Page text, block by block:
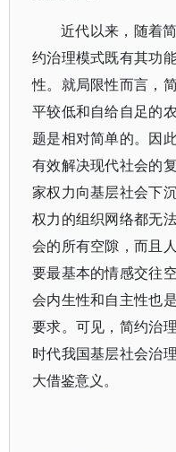
近代以来，随着
约治理模式既有其功
性。就局限性而言，
平较低和自给自足的
题是相对简单的。因
有效解决现代社会的
家权力向基层社会下
权力的组织网络都无
会的所有空隙，而且
要最基本的情感交往
会内生性和自主性也
要求。可见，简约治
时代我国基层社会治
大借鉴意义。